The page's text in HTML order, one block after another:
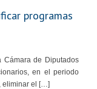
programas
de Diputados
en el periodo
eliminar el […]